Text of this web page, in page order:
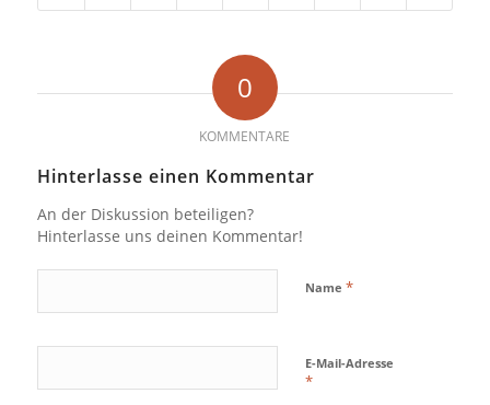
0
KOMMENTARE
Hinterlasse einen Kommentar
An der Diskussion beteiligen?
Hinterlasse uns deinen Kommentar!
Name *
E-Mail-Adresse
*